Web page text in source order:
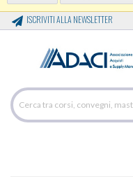
ISCRIVITI ALLA NEWSLETTER